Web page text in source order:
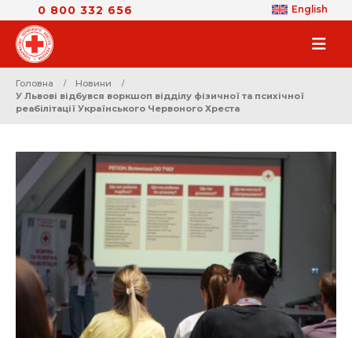
0 800 332 656 English
Головна
Новини
У Львові відбувся воркшоп відділу фізичної та психічної
реабілітації Українського Червоного Хреста